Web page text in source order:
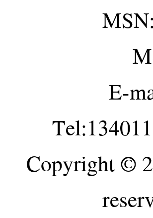
E-
Copyright ©